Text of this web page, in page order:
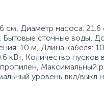
Диаметр насоса:
сточные воды,
10 м, Длина
Количество пусков
Максимальный
уровень вкл/